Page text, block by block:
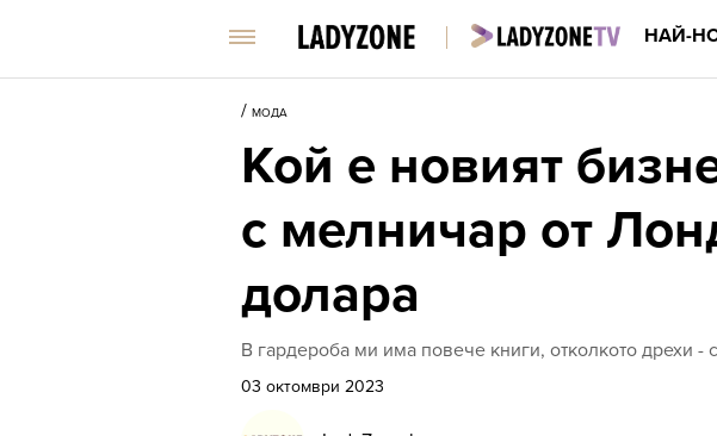
НАЙ-
/ МОДА
Кой е новият
с мелничар от
долара
В гардероба ми има повече книги, отколкото дрехи -
03 октомври 2023